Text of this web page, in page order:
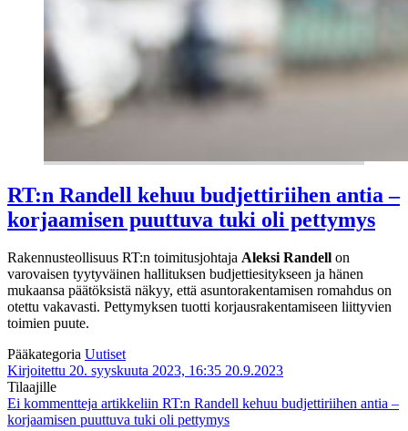
RT:n Randell kehuu budjettiriihen antia –
korjaamisen puuttuva tuki oli pettymys
Rakennusteollisuus RT:n toimitusjohtaja Aleksi Randell on
varovaisen tyytyväinen hallituksen budjettiesitykseen ja hänen
mukaansa päätöksistä näkyy, että asuntorakentamisen romahdus on
otettu vakavasti. Pettymyksen tuotti korjausrakentamiseen liittyvien
toimien puute.
Pääkategoria Uutiset
Kirjoitettu 20. syyskuuta 2023, 16:35 20.9.2023
Tilaajille
Ei kommentteja artikkeliin RT:n Randell kehuu budjettiriihen antia –
korjaamisen puuttuva tuki oli pettymys